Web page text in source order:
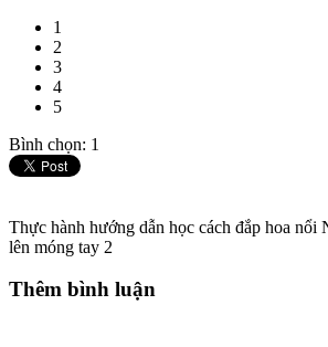
1
2
3
4
5
Bình chọn: 1
Thực hành hướng dẫn học cách đắp hoa nổi
lên móng tay 2
Thêm bình luận